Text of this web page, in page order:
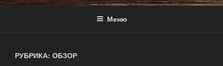
Меню
РУБРИКА: ОБЗОР